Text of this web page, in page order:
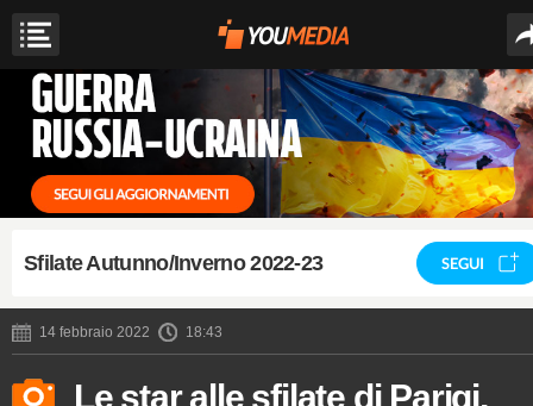
Sfilate Autunno/Inverno 2022-23 SEGUI
14 febbraio 2022 18:43
Le star alle sfilate di Parigi,